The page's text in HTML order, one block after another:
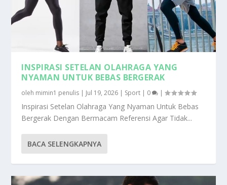
INSPIRASI SETELAN OLAHRAGA YANG
NYAMAN UNTUK BEBAS BERGERAK
oleh mimin1 penulis | Jul 19, 2026 | Sport | 0 |
Inspirasi Setelan Olahraga Yang Nyaman Untuk Bebas
Bergerak Dengan Bermacam Referensi Agar Tidak...
BACA SELENGKAPNYA